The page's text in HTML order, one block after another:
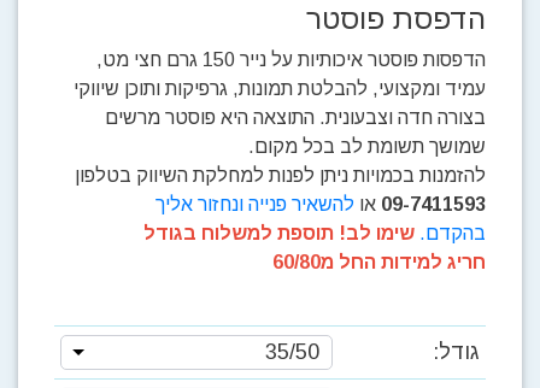
הדפסת פוסטר
הדפסות פוסטר איכותיות על נייר 150 גרם חצי מט,
עמיד ומקצועי, להבלטת תמונות, גרפיקות ותוכן שיווקי
בצורה חדה וצבעונית. התוצאה היא פוסטר מרשים
שמושך תשומת לב בכל מקום.
להזמנות בכמויות ניתן לפנות למחלקת השיווק בטלפון
09-7411593 או להשאיר פנייה ונחזור אליך
בהקדם. שימו לב! תוספת למשלוח בגודל
חריג למידות החל מ60/80
גודל: 35/50